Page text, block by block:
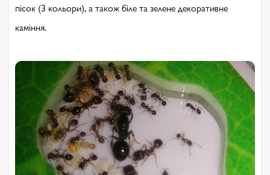
пісок (3 кольори), а також біле та зелене декоративне
каміння.